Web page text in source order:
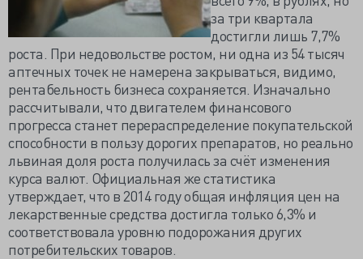
за три квартала
достигли лишь 7,7%
роста. При недовольстве ростом, ни одна из 54 тысяч
аптечных точек не намерена закрываться, видимо,
рентабельность бизнеса сохраняется. Изначально
рассчитывали, что двигателем финансового
прогресса станет перераспределение покупательской
способности в пользу дорогих препаратов, но реально
львиная доля роста получилась за счёт изменения
курса валют. Официальная же статистика
утверждает, что в 2014 году общая инфляция цен на
лекарственные средства достигла только 6,3% и
соответствовала уровню подорожания других
потребительских товаров.